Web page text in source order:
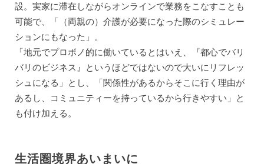
設。実家に滞在しながらオンラインで業務をこなすことも
可能で、「（両親の）介護が必要になった際のシミュレー
ションにもなった」。
「地元でプロボノ的に働いているとはいえ、『都心でバリ
バリのビジネス』というほどではないので大いにリフレッ
シュになる」とし、「関係性があるからそこに行く理由が
あるし、コミュニティーを持っているから行きやすい」と
も付け加える。
生活圏境界あいまいに